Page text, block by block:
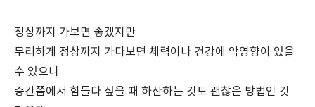
정상까지 가보면 좋겠지만
무리하게 정상까지 가다보면 체력이나 건강에 악영향이 있을
수 있으니
중간쯤에서 힘들다 싶을 때 하산하는 것도 괜찮은 방법인 것